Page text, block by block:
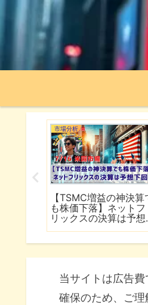
市場分析
【TSMC増益の神決算
も株価下落】ネットフ
リックスの決算は予想
当サイトは広告
確保のため、ご理